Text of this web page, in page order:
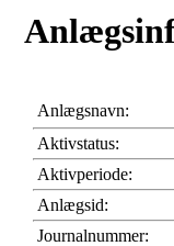
Anlægsnavn:
Aktivstatus:
Aktivperiode:
Anlægsid:
Journalnummer: